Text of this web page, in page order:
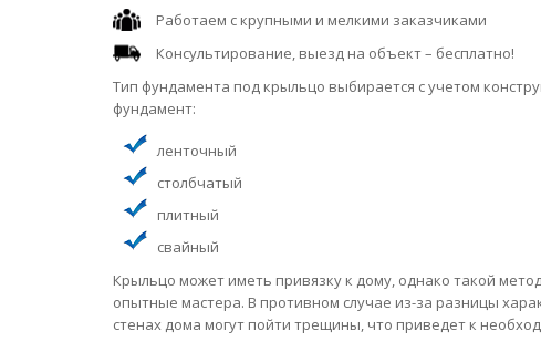
Работаем с крупными и мелкими заказчиками
Консультирование, выезд на объект – бесплатно!
Тип фундамента под крыльцо выбирается с учетом
фундамент:
ленточный
столбчатый
плитный
свайный
Крыльцо может иметь привязку к дому, однако такой
опытные мастера. В противном случае из-за разницы
стенах дома могут пойти трещины, что приведет к